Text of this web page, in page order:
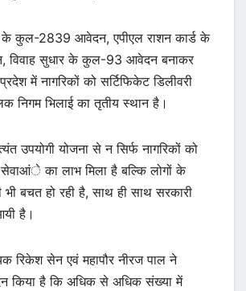
कुल-2839 आवेदन, एपीएल राशन कार्ड के
सुधार के कुल-93 आवेदन बनाकर
में नागरिकों को सर्टिफिकेट डिलीवरी
निगम भिलाई का तृतीय स्थान है।
उपयोगी योजना से न सिर्फ नागरिकों को
का लाभ मिला है बल्कि लोगों के
बचत हो रही है, साथ ही साथ सरकारी
है।
रिकेश सेन एवं महापौर नीरज पाल ने
किया है कि अधिक से अधिक संख्या में